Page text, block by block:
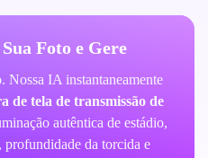
Foto e Gere
Nossa IA instantaneamente
de tela de transmissão de
autêntica de estádio,
da torcida e